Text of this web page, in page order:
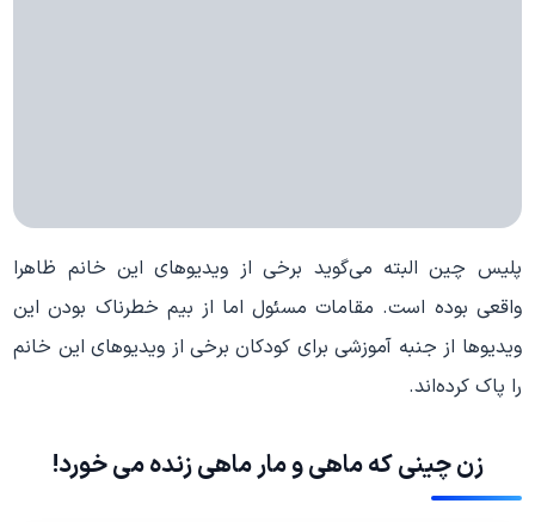
پلیس چین البته می‌گوید برخی از ویدیوهای این خانم ظاهرا
واقعی بوده است. مقامات مسئول اما از بیم خطرناک بودن این
ویدیوها از جنبه آموزشی برای کودکان برخی از ویدیوهای این خانم
را پاک کرده‌اند.
زن چینی که ماهی و مار ماهی زنده می خورد!